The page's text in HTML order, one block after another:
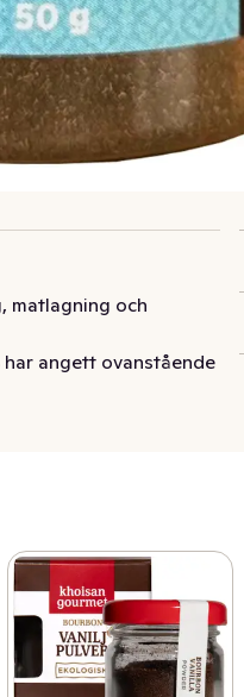
matlagning och
angett ovanstående